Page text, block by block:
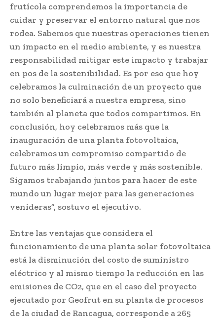
frutícola comprendemos la importancia de
cuidar y preservar el entorno natural que nos
rodea. Sabemos que nuestras operaciones tienen
un impacto en el medio ambiente, y es nuestra
responsabilidad mitigar este impacto y trabajar
en pos de la sostenibilidad. Es por eso que hoy
celebramos la culminación de un proyecto que
no solo beneficiará a nuestra empresa, sino
también al planeta que todos compartimos. En
conclusión, hoy celebramos más que la
inauguración de una planta fotovoltaica,
celebramos un compromiso compartido de
futuro más limpio, más verde y más sostenible.
Sigamos trabajando juntos para hacer de este
mundo un lugar mejor para las generaciones
venideras”, sostuvo el ejecutivo.
Entre las ventajas que considera el
funcionamiento de una planta solar fotovoltaica
está la disminución del costo de suministro
eléctrico y al mismo tiempo la reducción en las
emisiones de CO2, que en el caso del proyecto
ejecutado por Geofrut en su planta de procesos
de la ciudad de Rancagua, corresponde a 265